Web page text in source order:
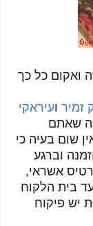
ואקום כל כך
זמיר ועיראקי
שאתם
שום בעיה כי
וברגע
אשראי,
בית הלקוח
יש פיקוח